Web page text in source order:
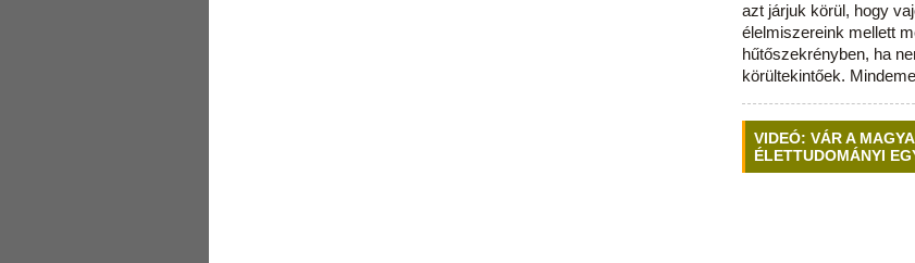
azt járjuk körül, hogy
élelmiszereink mellett
hűtőszekrényben, ha
körültekintőek.
VIDEÓ: VÁR A
ÉLETTUDOMÁNYI